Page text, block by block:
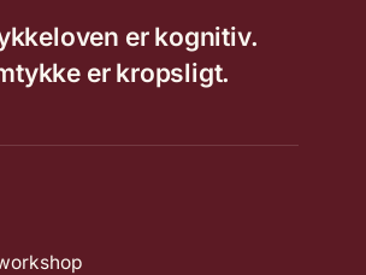
er kognitiv.
er kropsligt.